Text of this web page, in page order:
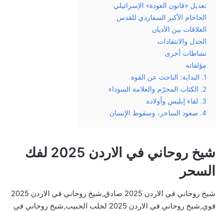
تعديل «قانون العودة» الإسرائيلي
الحاخام الأكبر السفاردي للقدس
العلاقات بين الأديان
الجدل والانتقادات
نشاطات أخرى
مؤلفاته
1. البداية: الباحث عن القوة
2. الكتاب المحرّم والعلامة السوداء
3. لقاء إبليس وأولاده
4. صعود الساحر، وسقوط الإنسان
شيخ روحاني في الاردن 2025 لفك
السحر
شيخ روحاني في الاردن 2025 صادق,شيخ روحاني في الاردن 2025
قوي,شيخ روحاني في الاردن 2025 لجلب الحبيب,شيخ روحاني في